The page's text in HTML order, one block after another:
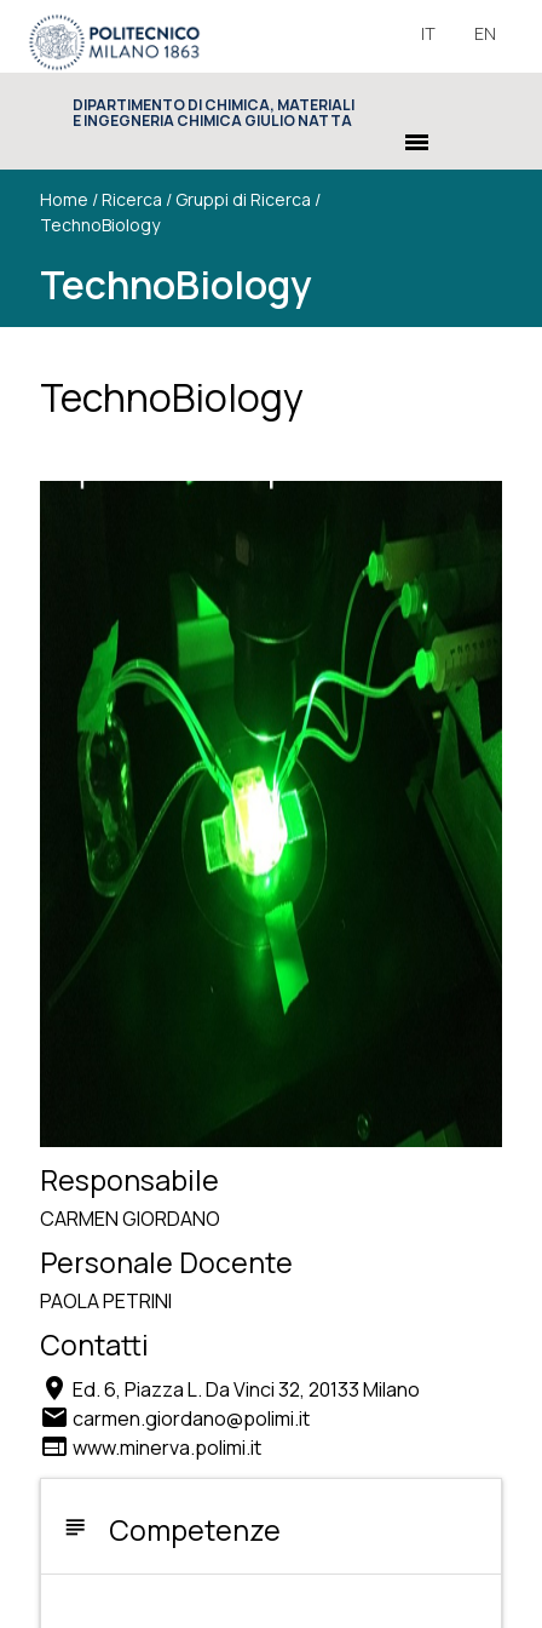
EN
IT
DIPARTIMENTO DI CHIMICA, MATERIALI
E INGEGNERIA CHIMICA GIULIO NATTA
menu
Home /Ricerca /Gruppi di Ricerca /
TechnoBiology
TechnoBiology
TechnoBiology
Responsabile
CARMEN GIORDANO
Personale Docente
PAOLA PETRINI
Contatti
location_on Ed. 6, Piazza L. Da Vinci 32, 20133 Milano
email carmen.giordano@polimi.it
web www.minerva.polimi.it
subject Competenze